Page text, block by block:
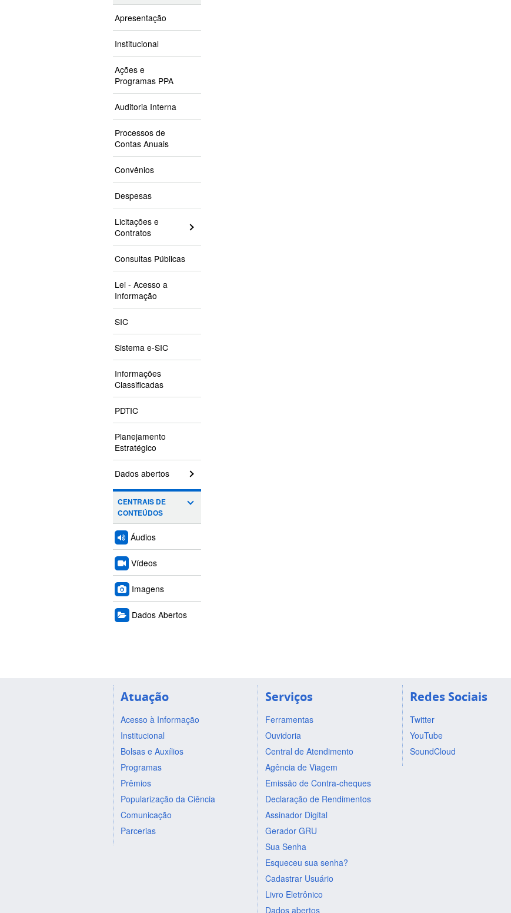
Apresentação
Institucional
Ações e
Programas PPA
Auditoria Interna
Processos de
Contas Anuais
Convênios
Despesas
Licitações e
Contratos
Consultas Públicas
Lei - Acesso a
Informação
SIC
Sistema e-SIC
Informações
Classificadas
PDTIC
Planejamento
Estratégico
Dados abertos
CENTRAIS DE
CONTEÚDOS
Áudios
Vídeos
Imagens
Dados Abertos
Atuação
Acesso à Informação
Institucional
Bolsas e Auxílios
Programas
Prêmios
Popularização da Ciência
Comunicação
Parcerias
Serviços
Ferramentas
Ouvidoria
Central de Atendimento
Agência de Viagem
Emissão de Contra-cheques
Declaração de Rendimentos
Assinador Digital
Gerador GRU
Sua Senha
Esqueceu sua senha?
Cadastrar Usuário
Livro Eletrônico
Dados abertos
Redes Sociais
Twitter
YouTube
SoundCloud